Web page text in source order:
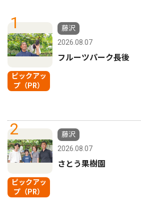
1
ピックアッ
プ（PR）
藤沢
2026.08.07
フルーツパーク長後
2
ピックアッ
プ（PR）
藤沢
2026.08.07
さとう果樹園